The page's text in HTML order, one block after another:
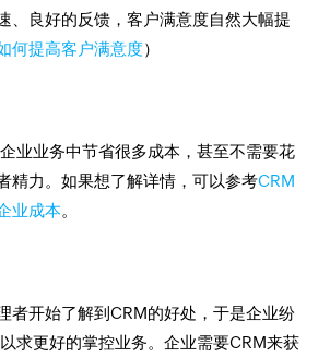
、良好的反馈，客户满意度自然大幅提
何提高客户满意度）
业业务中节省很多成本，甚至不需要花
精力。如果想了解详情，可以参考CRM
业成本。
者开始了解到CRM的好处，于是企业纷
求更好的掌控业务。企业需要CRM来获